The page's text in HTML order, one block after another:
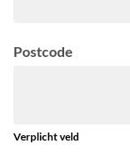
Postcode
Verplicht veld